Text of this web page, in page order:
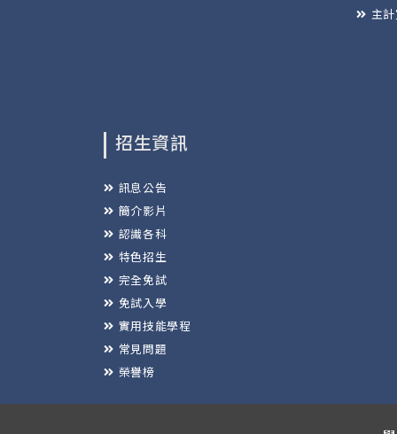
主
招生資訊
訊息公告
簡介影片
認識各科
特色招生
完全免試
免試入學
實用技能學程
常見問題
榮譽榜